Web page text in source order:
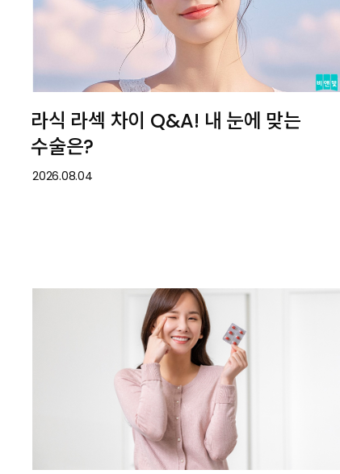
라식 라섹 차이 Q&A! 내 눈에 맞는
수술은?
2026.08.04